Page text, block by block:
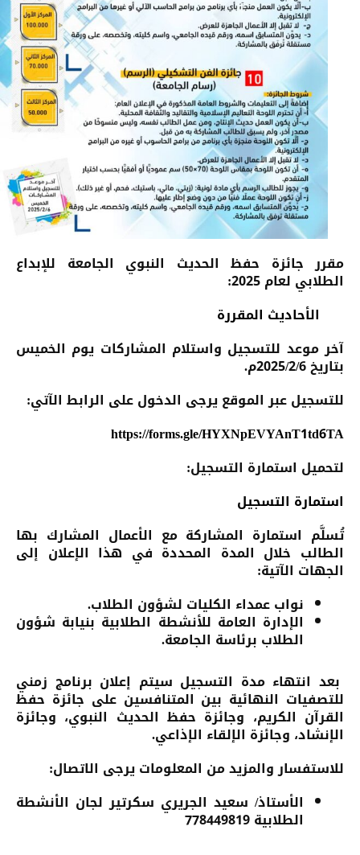
مقرر جائزة حفظ الحديث النبوي الجامعة للإبداع
الطلابي لعام 2025:
الأحاديث المقررة
آخر موعد للتسجيل واستلام المشاركات يوم الخميس
بتاريخ 2025/2/6م
.
للتسجيل عبر الموقع يرجى الدخول على الرابط الآتي:
https://forms.gle/HYXNpEVYAnT1td6TA
لتحميل استمارة التسجيل:
استمارة التسجيل
تُسلَّم استمارة المشاركة مع الأعمال المشارك بها
الطالب خلال المدة المحددة في هذا الإعلان إلى
الجهات الآتية:
نواب عمداء الكليات لشؤون الطلاب.
الإدارة العامة للأنشطة الطلابية بنيابة شؤون
الطلاب برئاسة الجامعة.
بعد انتهاء مدة التسجيل سيتم إعلان برنامج زمني
للتصفيات النهائية بين المتنافسين على جائزة حفظ
القرآن الكريم، وجائزة حفظ الحديث النبوي، وجائزة
الإنشاد، وجائزة الإلقاء الإذاعي.
للاستفسار والمزيد من المعلومات يرجى الاتصال:
الأستاذ/ سعيد الجريري سكرتير لجان الأنشطة
الطلابية778449819